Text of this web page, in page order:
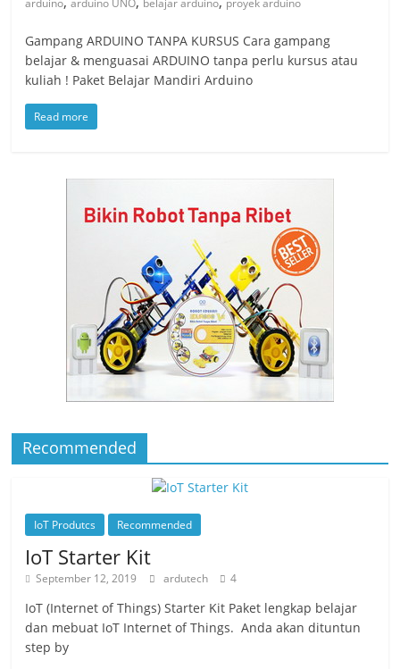
arduino arduino UNO belajar arduino proyek arduino
Gampang ARDUINO TANPA KURSUS Cara gampang
belajar & menguasai ARDUINO tanpa perlu kursus atau
kuliah ! Paket Belajar Mandiri Arduino
Read more
Recommended
IoT Produtcs Recommended
IoT Starter Kit
September 12, 2019 ardutech 4
IoT (Internet of Things) Starter Kit Paket lengkap belajar
dan mebuat IoT Internet of Things. Anda akan dituntun
step by